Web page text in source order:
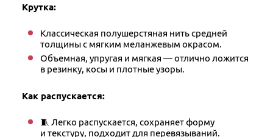
Крутка:
Классическая полушерстяная нить средней
толщины с мягким меланжевым окрасом.
Объемная, упругая и мягкая — отлично ложится
в резинку, косы и плотные узоры.
Как распускается:
🧵 Легко распускается, сохраняет форму
и текстуру, подходит для перевязываний.